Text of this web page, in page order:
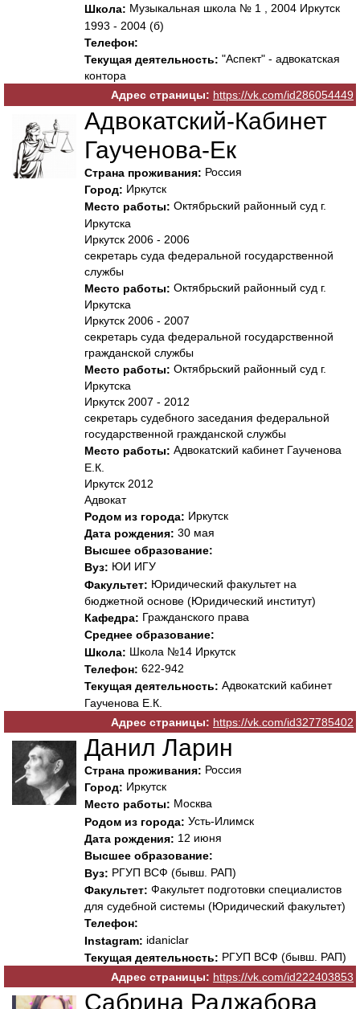
Школа: Музыкальная школа № 1 , 2004 Иркутск
1993 - 2004 (б)
Телефон:
Текущая деятельность: "Аспект" - адвокатская
контора
Адрес страницы: https://vk.com/id286054449
Адвокатский-Кабинет
Гаученова-Ек
Страна проживания: Россия
Город: Иркутск
Место работы: Октябрьский районный суд г.
Иркутска
Иркутск 2006 - 2006
секретарь суда федеральной государственной
службы
Место работы: Октябрьский районный суд г.
Иркутска
Иркутск 2006 - 2007
секретарь суда федеральной государственной
гражданской службы
Место работы: Октябрьский районный суд г.
Иркутска
Иркутск 2007 - 2012
секретарь судебного заседания федеральной
государственной гражданской службы
Место работы: Адвокатский кабинет Гаученова
Е.К.
Иркутск 2012
Адвокат
Родом из города: Иркутск
Дата рождения: 30 мая
Высшее образование:
Вуз: ЮИ ИГУ
Факультет: Юридический факультет на
бюджетной основе (Юридический институт)
Кафедра: Гражданского права
Среднее образование:
Школа: Школа №14 Иркутск
Телефон: 622-942
Текущая деятельность: Адвокатский кабинет
Гаученова Е.К.
Адрес страницы: https://vk.com/id327785402
Данил Ларин
Страна проживания: Россия
Город: Иркутск
Место работы: Москва
Родом из города: Усть-Илимск
Дата рождения: 12 июня
Высшее образование:
Вуз: РГУП ВСФ (бывш. РАП)
Факультет: Факультет подготовки специалистов
для судебной системы (Юридический факультет)
Телефон:
Instagram: idaniclar
Текущая деятельность: РГУП ВСФ (бывш. РАП)
Адрес страницы: https://vk.com/id222403853
Сабрина Раджабова